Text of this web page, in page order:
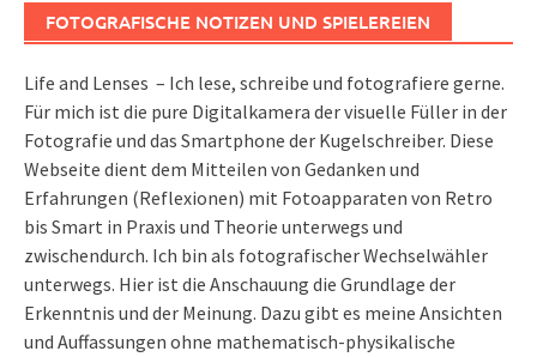
FOTOGRAFISCHE NOTIZEN UND SPIELEREIEN
Life and Lenses – Ich lese, schreibe und fotografiere gerne.
Für mich ist die pure Digitalkamera der visuelle Füller in der
Fotografie und das Smartphone der Kugelschreiber. Diese
Webseite dient dem Mitteilen von Gedanken und
Erfahrungen (Reflexionen) mit Fotoapparaten von Retro
bis Smart in Praxis und Theorie unterwegs und
zwischendurch. Ich bin als fotografischer Wechselwähler
unterwegs. Hier ist die Anschauung die Grundlage der
Erkenntnis und der Meinung. Dazu gibt es meine Ansichten
und Auffassungen ohne mathematisch-physikalische